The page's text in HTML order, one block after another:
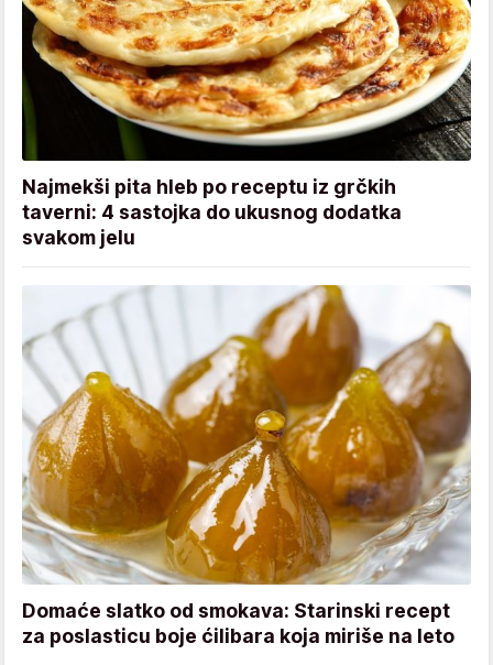
Najmekši pita hleb po receptu iz grčkih
taverni: 4 sastojka do ukusnog dodatka
svakom jelu
Domaće slatko od smokava: Starinski recept
za poslasticu boje ćilibara koja miriše na leto